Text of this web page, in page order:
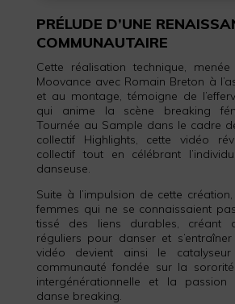
PRÉLUDE D’UNE
COMMUNAUTAIRE
Cette réalisation technique,
Moovance avec Romain Breton à
et au montage, témoigne de
qui anime la scène breaking
Tournée au Sample dans le cadre
collectif Highlights, cette vidéo
collectif tout en célébrant
danseuse.
Suite à l’impulsion de cette
femmes qui ne se connaissaient
tissé des liens durables, créant
réguliers pour danser et
vidéo devient ainsi le catalyseur
communauté fondée sur la
intergénérationnelle et la
danse breaking.